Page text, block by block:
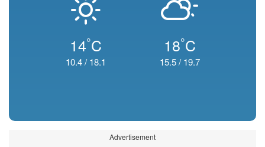
14°C
10.4/ 18.1
18°C
15.5/ 19.7
Advertisement